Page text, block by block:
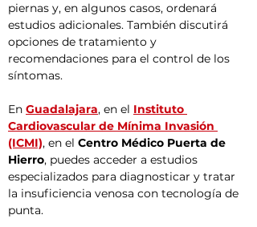
piernas y, en algunos casos, ordenará
estudios adicionales. También discutirá
opciones de tratamiento y
recomendaciones para el control de los
síntomas.
En Guadalajara, en el Instituto
Cardiovascular de Mínima Invasión
(ICMI), en el Centro Médico Puerta de
Hierro, puedes acceder a estudios
especializados para diagnosticar y tratar
la insuficiencia venosa con tecnología de
punta.